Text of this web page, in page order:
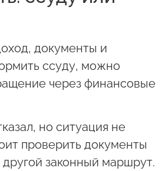
документы и
ссуду, можно
через финансовые
но ситуация не
проверить документы
другой законный маршрут.